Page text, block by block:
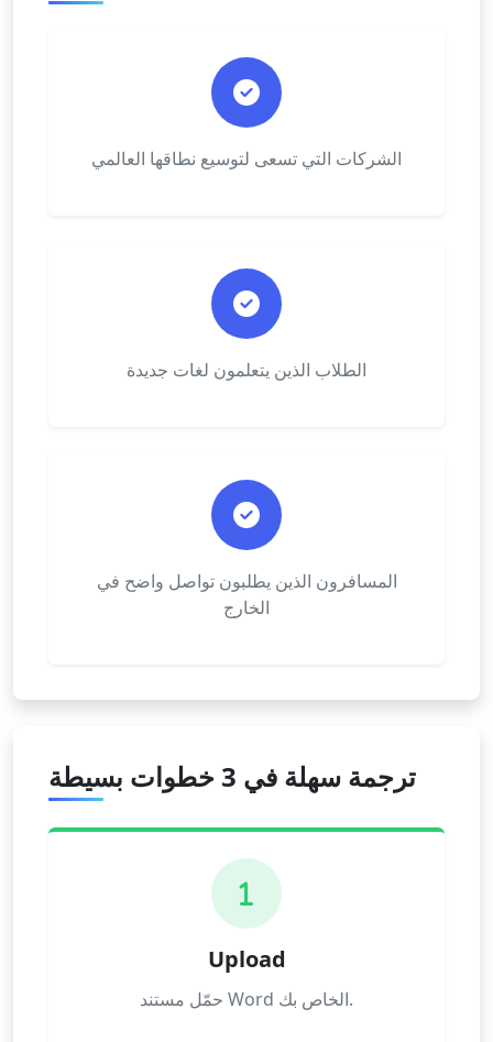
الشركات التي تسعى لتوسيع نطاقها العالمي
الطلاب الذين يتعلمون لغات جديدة
المسافرون الذين يطلبون تواصل واضح في
الخارج
ترجمة سهلة في 3 خطوات بسيطة
1
Upload
حمّل مستند Word الخاص بك.